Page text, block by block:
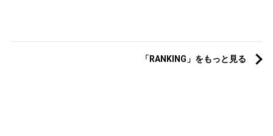
「RANKING」をもっと見る